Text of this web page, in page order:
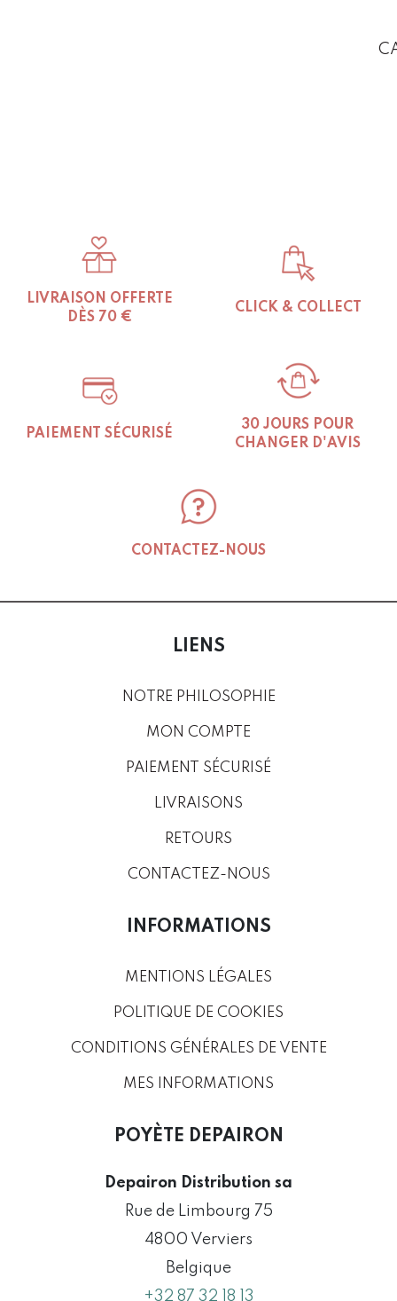
LIVRAISON OFFERTE
DÈS 70 €
CLICK & COLLECT
PAIEMENT SÉCURISÉ
30 JOURS POUR
CHANGER D'AVIS
CONTACTEZ-NOUS
LIENS
NOTRE PHILOSOPHIE
MON COMPTE
PAIEMENT SÉCURISÉ
LIVRAISONS
RETOURS
CONTACTEZ-NOUS
INFORMATIONS
MENTIONS LÉGALES
POLITIQUE DE COOKIES
CONDITIONS GÉNÉRALES DE VENTE
MES INFORMATIONS
POYÈTE DEPAIRON
Depairon Distribution sa
Rue de Limbourg 75
4800 Verviers
Belgique
+32 87 32 18 13